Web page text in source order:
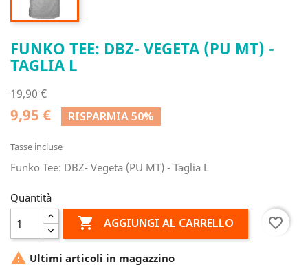
FUNKO TEE: DBZ- VEGETA (PU MT) -
TAGLIA L
19,90 €
9,95 € RISPARMIA 50%
Tasse incluse
Funko Tee: DBZ- Vegeta (PU MT) - Taglia L
Quantità
 AGGIUNGI AL CARRELLO favorite_border
 Ultimi articoli in magazzino